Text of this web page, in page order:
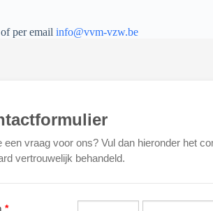
per email info@vvm-vzw.be